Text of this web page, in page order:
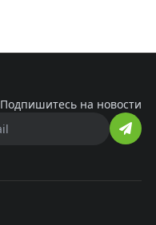
Подпишитесь на новости